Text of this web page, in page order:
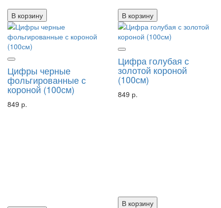
В корзину В корзину
Цифры черные
фольгированные с
короной (100см)
849 р.
Цифра голубая с
золотой короной
(100см)
849 р.
В корзину